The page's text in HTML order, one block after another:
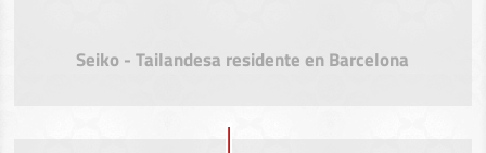
Seiko - Tailandesa residente en Barcelona